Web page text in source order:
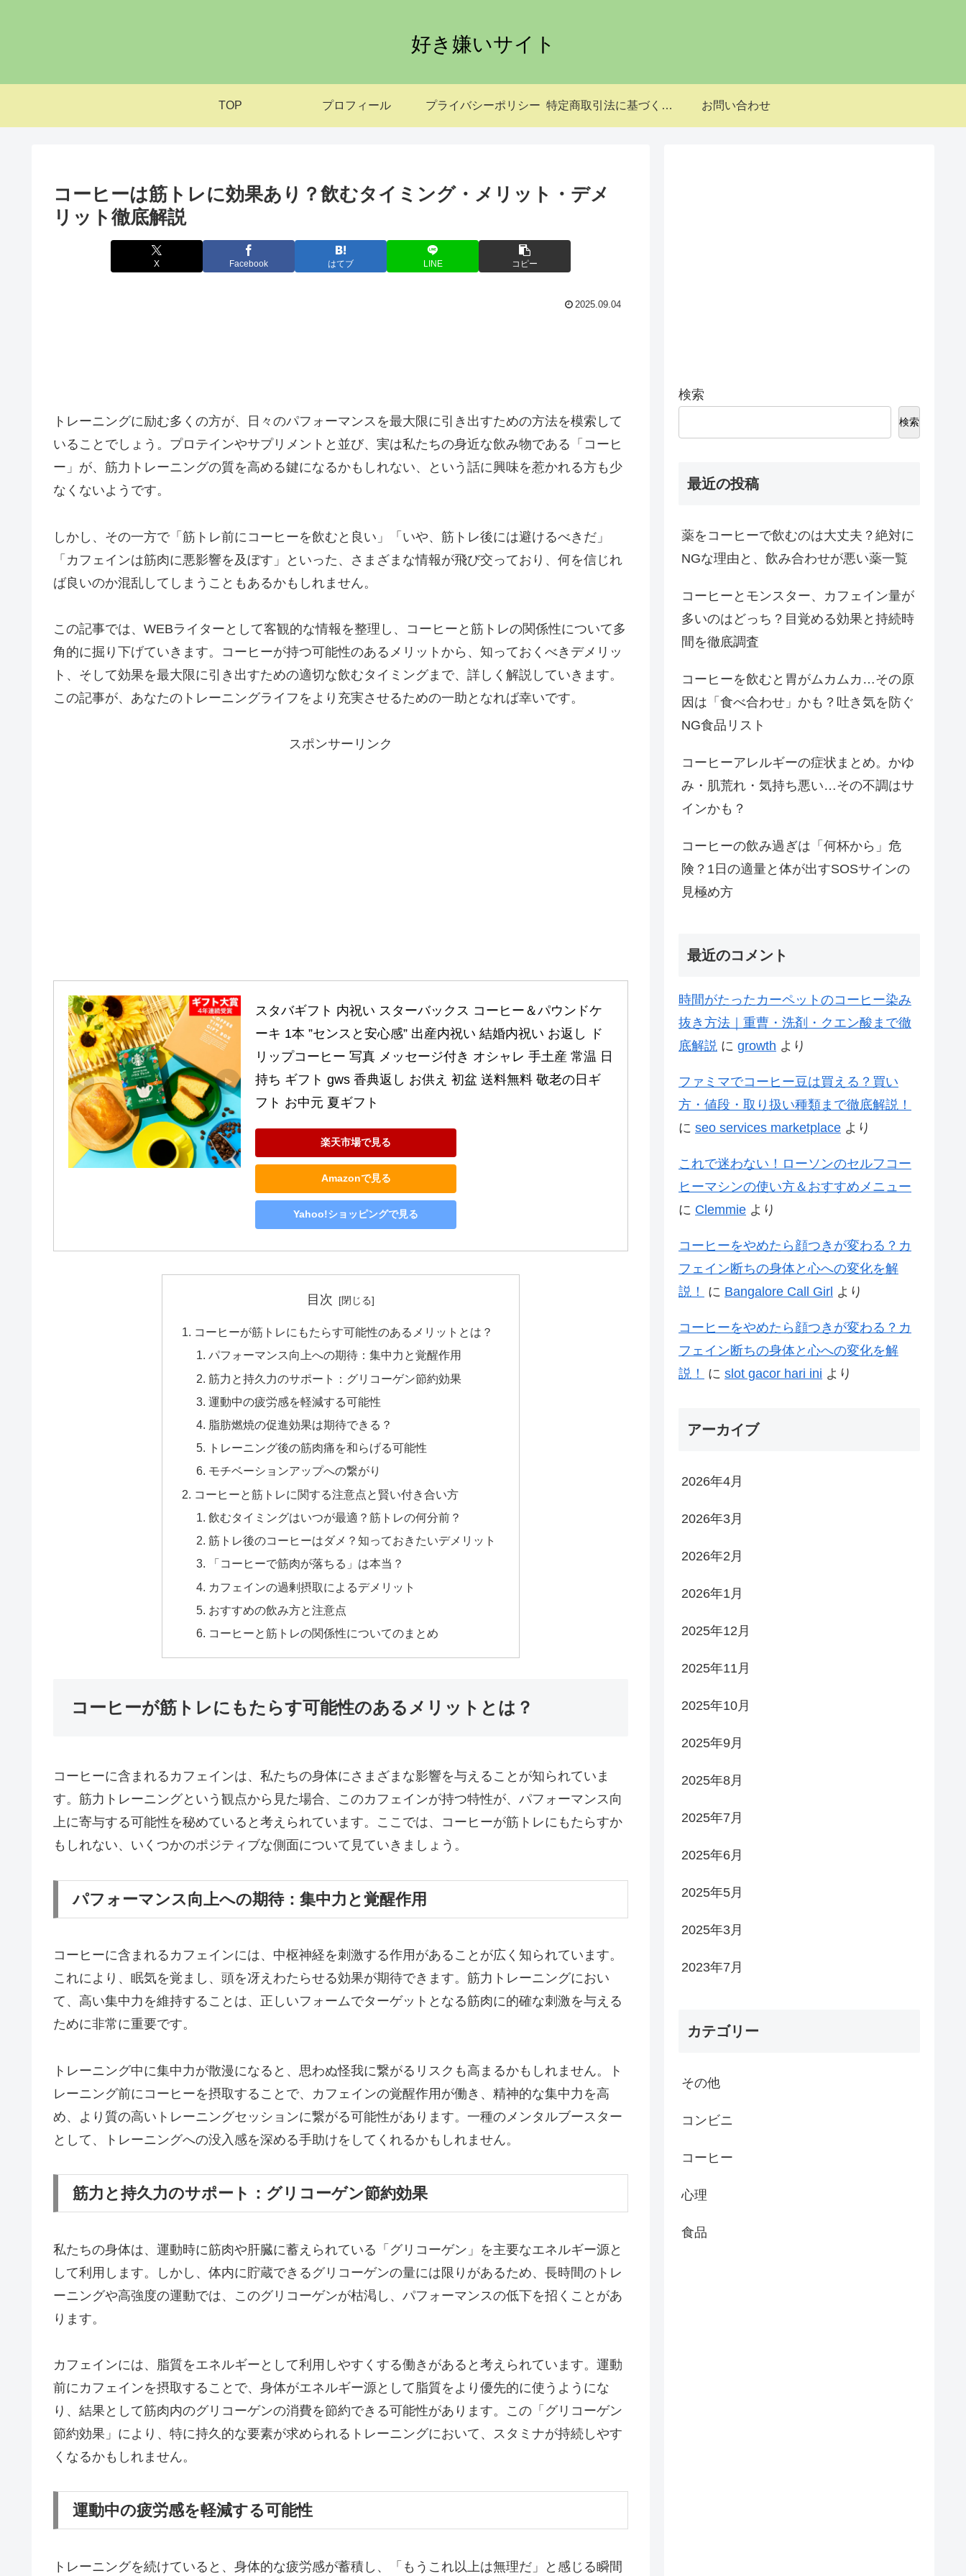
好き嫌いサイト
TOP プロフィール プライバシーポリシー 特定商取引法に基づく表記 お問い合わせ
コーヒーは筋トレに効果あり？飲むタイミング・メリット・デメ
リット徹底解説
X Facebook はてブ LINE コピー
2025.09.04
トレーニングに励む多くの方が、日々のパフォーマンスを最大限に引き出すための方法を模索して
いることでしょう。プロテインやサプリメントと並び、実は私たちの身近な飲み物である「コーヒ
ー」が、筋力トレーニングの質を高める鍵になるかもしれない、という話に興味を惹かれる方も少
なくないようです。
しかし、その一方で「筋トレ前にコーヒーを飲むと良い」「いや、筋トレ後には避けるべきだ」
「カフェインは筋肉に悪影響を及ぼす」といった、さまざまな情報が飛び交っており、何を信じれ
ば良いのか混乱してしまうこともあるかもしれません。
この記事では、WEBライターとして客観的な情報を整理し、コーヒーと筋トレの関係性について多
角的に掘り下げていきます。コーヒーが持つ可能性のあるメリットから、知っておくべきデメリッ
ト、そして効果を最大限に引き出すための適切な飲むタイミングまで、詳しく解説していきます。
この記事が、あなたのトレーニングライフをより充実させるための一助となれば幸いです。
スポンサーリンク
スタバギフト 内祝い スターバックス コーヒー＆パウンドケ
ーキ 1本 ”センスと安心感” 出産内祝い 結婚内祝い お返し ド
リップコーヒー 写真 メッセージ付き オシャレ 手土産 常温 日
持ち ギフト gws 香典返し お供え 初盆 送料無料 敬老の日ギ
フト お中元 夏ギフト
楽天市場で見る
Amazonで見る
Yahoo!ショッピングで見る
目次
コーヒーが筋トレにもたらす可能性のあるメリットとは？
パフォーマンス向上への期待：集中力と覚醒作用
筋力と持久力のサポート：グリコーゲン節約効果
運動中の疲労感を軽減する可能性
脂肪燃焼の促進効果は期待できる？
トレーニング後の筋肉痛を和らげる可能性
モチベーションアップへの繋がり
コーヒーと筋トレに関する注意点と賢い付き合い方
飲むタイミングはいつが最適？筋トレの何分前？
筋トレ後のコーヒーはダメ？知っておきたいデメリット
「コーヒーで筋肉が落ちる」は本当？
カフェインの過剰摂取によるデメリット
おすすめの飲み方と注意点
コーヒーと筋トレの関係性についてのまとめ
コーヒーが筋トレにもたらす可能性のあるメリットとは？
コーヒーに含まれるカフェインは、私たちの身体にさまざまな影響を与えることが知られていま
す。筋力トレーニングという観点から見た場合、このカフェインが持つ特性が、パフォーマンス向
上に寄与する可能性を秘めていると考えられています。ここでは、コーヒーが筋トレにもたらすか
もしれない、いくつかのポジティブな側面について見ていきましょう。
パフォーマンス向上への期待：集中力と覚醒作用
コーヒーに含まれるカフェインには、中枢神経を刺激する作用があることが広く知られています。
これにより、眠気を覚まし、頭を冴えわたらせる効果が期待できます。筋力トレーニングにおい
て、高い集中力を維持することは、正しいフォームでターゲットとなる筋肉に的確な刺激を与える
ために非常に重要です。
トレーニング中に集中力が散漫になると、思わぬ怪我に繋がるリスクも高まるかもしれません。ト
レーニング前にコーヒーを摂取することで、カフェインの覚醒作用が働き、精神的な集中力を高
め、より質の高いトレーニングセッションに繋がる可能性があります。一種のメンタルブースター
として、トレーニングへの没入感を深める手助けをしてくれるかもしれません。
筋力と持久力のサポート：グリコーゲン節約効果
私たちの身体は、運動時に筋肉や肝臓に蓄えられている「グリコーゲン」を主要なエネルギー源と
して利用します。しかし、体内に貯蔵できるグリコーゲンの量には限りがあるため、長時間のトレ
ーニングや高強度の運動では、このグリコーゲンが枯渇し、パフォーマンスの低下を招くことがあ
ります。
カフェインには、脂質をエネルギーとして利用しやすくする働きがあると考えられています。運動
前にカフェインを摂取することで、身体がエネルギー源として脂質をより優先的に使うようにな
り、結果として筋肉内のグリコーゲンの消費を節約できる可能性があります。この「グリコーゲン
節約効果」により、特に持久的な要素が求められるトレーニングにおいて、スタミナが持続しやす
くなるかもしれません。
運動中の疲労感を軽減する可能性
トレーニングを続けていると、身体的な疲労感が蓄積し、「もうこれ以上は無理だ」と感じる瞬間
検索
検索
最近の投稿
薬をコーヒーで飲むのは大丈夫？絶対に
NGな理由と、飲み合わせが悪い薬一覧
コーヒーとモンスター、カフェイン量が
多いのはどっち？目覚める効果と持続時
間を徹底調査
コーヒーを飲むと胃がムカムカ…その原
因は「食べ合わせ」かも？吐き気を防ぐ
NG食品リスト
コーヒーアレルギーの症状まとめ。かゆ
み・肌荒れ・気持ち悪い…その不調はサ
インかも？
コーヒーの飲み過ぎは「何杯から」危
険？1日の適量と体が出すSOSサインの
見極め方
最近のコメント
時間がたったカーペットのコーヒー染み
抜き方法｜重曹・洗剤・クエン酸まで徹
底解説 に growth より
ファミマでコーヒー豆は買える？買い
方・値段・取り扱い種類まで徹底解説！
に seo services marketplace より
これで迷わない！ローソンのセルフコー
ヒーマシンの使い方＆おすすめメニュー
に Clemmie より
コーヒーをやめたら顔つきが変わる？カ
フェイン断ちの身体と心への変化を解
説！
に Bangalore Call Girl より
コーヒーをやめたら顔つきが変わる？カ
フェイン断ちの身体と心への変化を解
説！
に slot gacor hari ini より
アーカイブ
2026年4月
2026年3月
2026年2月
2026年1月
2025年12月
2025年11月
2025年10月
2025年9月
2025年8月
2025年7月
2025年6月
2025年5月
2025年3月
2023年7月
カテゴリー
その他
コンビニ
コーヒー
心理
食品